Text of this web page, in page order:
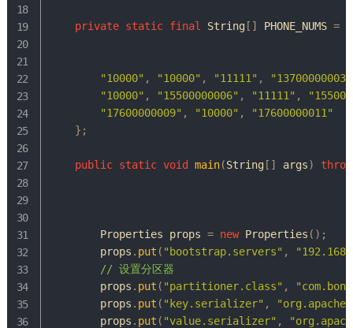
private static final String[ ] PHONE_NUMS =
"10000" , "10000" , "11111" , "13700000003"
"10000" , "15500000006" , "11111" ,
"17600000009" , "10000" ,
"17600000011"
} ;
public static void main(String[ ] args)
Properties props = new Properties ( ) ;
        props
. put ( "bootstrap.servers" ,
// 设置分区器
        props
. put ( "partitioner.class" ,
        props
. put ( "key.serializer" ,
        props
. put ( "value.serializer" ,